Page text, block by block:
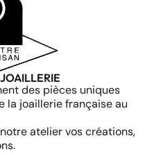
des pièces uniques
la joaillerie française au
atelier vos créations,